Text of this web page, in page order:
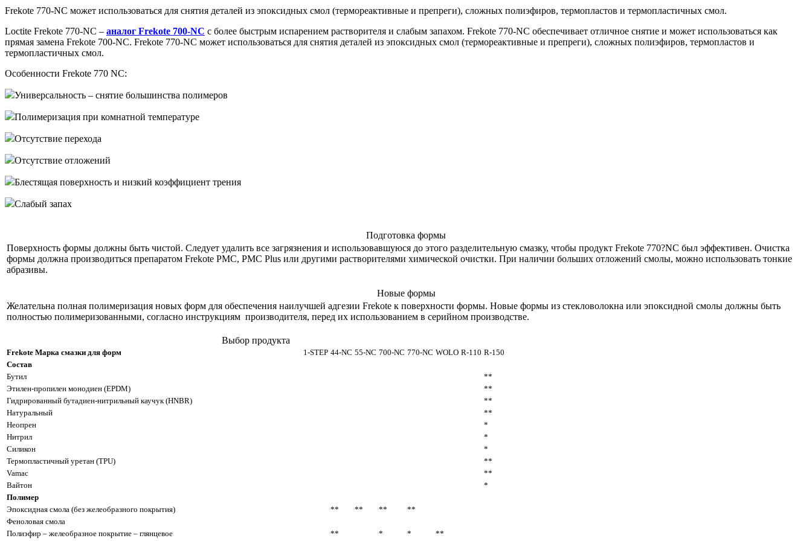
Frekote 770-NC может использоваться для снятия деталей из эпоксидных смол (термореактивные и препреги), сложных полиэфиров, термопластов и термопластичных смол.
Loctite Frekote 770-NC – аналог Frekote 700-NC с более быстрым испарением растворителя и слабым запахом. Frekote 770-NC обеспечивает отличное снятие и может использоваться как
прямая замена Frekote 700-NC. Frekote 770-NC может использоваться для снятия деталей из эпоксидных смол (термореактивные и препреги), сложных полиэфиров, термопластов и
термопластичных смол.
Особенности Frekote 770 NC:
Универсальность – снятие большинства полимеров
Полимеризация при комнатной температуре
Отсутствие перехода
Отсутствие отложений
Блестящая поверхность и низкий коэффициент трения
Слабый запах
Подготовка формы
Поверхность формы должны быть чистой. Следует удалить все загрязнения и использовавшуюся до этого разделительную смазку, чтобы продукт Frekote 770?NC был эффективен. Очистка
формы должна производиться препаратом Frekote PMC, PMC Plus или другими растворителями химической очистки. При наличии больших отложений смолы, можно использовать тонкие
абразивы.
Новые формы
Желательна полная полимеризация новых форм для обеспечения наилучшей адгезии Frekote к поверхности формы. Новые формы из стекловолокна или эпоксидной смолы должны быть
полностью полимеризованными, согласно инструкциям производителя, перед их использованием в серийном производстве.
Выбор продукта
Frekote Марка смазки для форм 1-STEP 44-NC 55-NC 700-NC 770-NC WOLO R-110 R-150
Состав
Бутил
**
Этилен-пропилен монодиен (EPDM)
**
Гидрированный бутадиен-нитрильный каучук (HNBR)
**
Натуральный
**
Неопрен
*
Нитрил
*
Силикон
*
Термопластичный уретан (TPU)
**
Vamac
**
Вайтон
*
Полимер
Эпоксидная смола (без желеобразного покрытия)
** ** **
**
Феноловая смола
Полиэфир – желеобразное покрытие – глянцевое
** * *
**